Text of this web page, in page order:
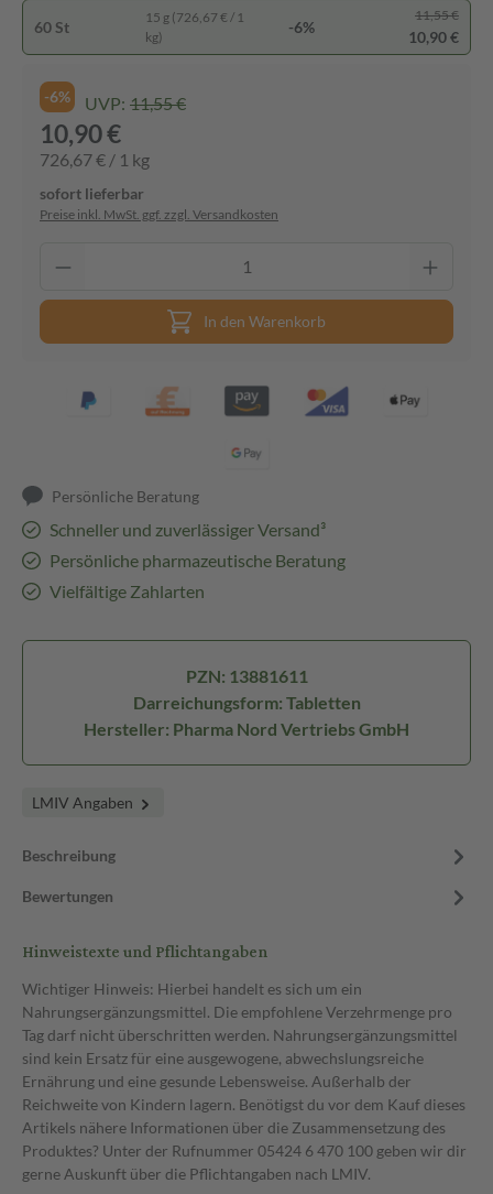
60 St
15 g (726,67 € / 1
kg)
-6%
11,55 €
10,90 €
-6% UVP: 11,55 €
10,90 €
726,67 € / 1 kg
sofort lieferbar
Preise inkl. MwSt. ggf. zzgl. Versandkosten
In den Warenkorb
Persönliche Beratung
Schneller und zuverlässiger Versand³
Persönliche pharmazeutische Beratung
Vielfältige Zahlarten
PZN: 13881611
Darreichungsform: Tabletten
Hersteller: Pharma Nord Vertriebs GmbH
LMIV Angaben
Beschreibung
Bewertungen
Hinweistexte und Pflichtangaben
Wichtiger Hinweis: Hierbei handelt es sich um ein
Nahrungsergänzungsmittel. Die empfohlene Verzehrmenge pro
Tag darf nicht überschritten werden. Nahrungsergänzungsmittel
sind kein Ersatz für eine ausgewogene, abwechslungsreiche
Ernährung und eine gesunde Lebensweise. Außerhalb der
Reichweite von Kindern lagern. Benötigst du vor dem Kauf dieses
Artikels nähere Informationen über die Zusammensetzung des
Produktes? Unter der Rufnummer 05424 6 470 100 geben wir dir
gerne Auskunft über die Pflichtangaben nach LMIV.